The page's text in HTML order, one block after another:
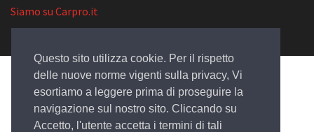
Questo sito utilizza cookie. Per il rispetto
delle nuove norme vigenti sulla privacy, Vi
esortiamo a leggere prima di proseguire la
navigazione sul nostro sito. Cliccando su
Accetto, l'utente accetta i termini di tali
Siamo su Carpro.it